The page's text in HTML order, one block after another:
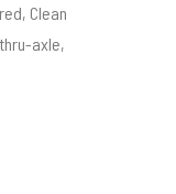
Clean
axle,